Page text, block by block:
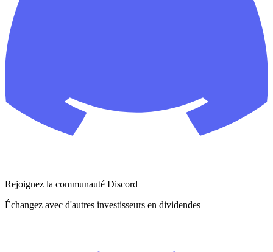
Rejoignez la communauté Discord
Échangez avec d'autres investisseurs en dividendes